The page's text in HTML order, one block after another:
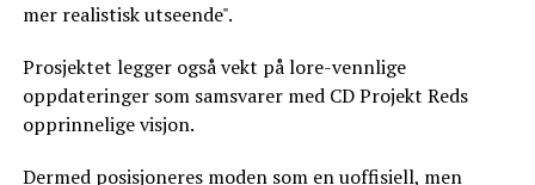
mer realistisk utseende".
Prosjektet legger også vekt på lore-vennlige
oppdateringer som samsvarer med CD Projekt Reds
opprinnelige visjon.
Dermed posisjoneres moden som en uoffisiell, men